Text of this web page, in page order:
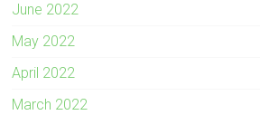
June 2022
May 2022
April 2022
March 2022